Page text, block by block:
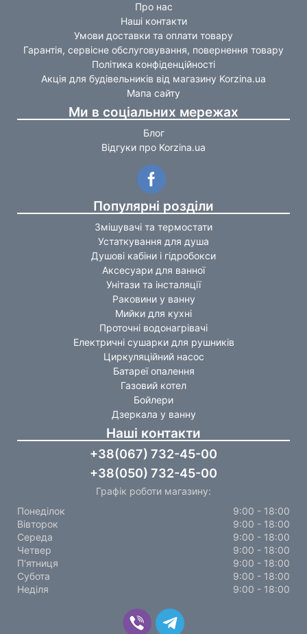
Про нас
Наші контакти
Умови доставки та оплати товару
Гарантія, сервісне обслуговування, повернення товару
Політика конфіденційності
Акція для будівельників від магазину Korzina.ua
Мапа сайту
Ми в соціальних мережах
Блог
Відгуки про Korzina.ua
Популярні розділи
Змішувачі та термостати
Устаткування для душа
Душові кабіни і гідробокси
Аксесуари для ванної
Унітази та інсталяції
Раковини у ванну
Мийки для кухні
Проточні водонагрівачі
Електричні сушарки для рушників
Циркуляційний насос
Батареї опалення
Газовий котел
Бойлери
Дзеркала у ванну
Наші контакти
+38(067) 732-45-00
+38(050) 732-45-00
Графік роботи магазину:
Понеділок
9:00 - 18:00
Вівторок
9:00 - 18:00
Середа
9:00 - 18:00
Четвер
9:00 - 18:00
П'ятниця
9:00 - 18:00
Субота
9:00 - 18:00
Неділя
9:00 - 18:00